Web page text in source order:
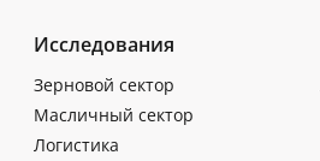
Исследования
Зерновой сектор
Масличный сектор
Логистика